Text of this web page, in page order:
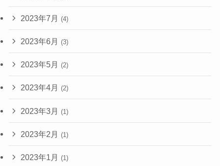
2023年7月 (4)
2023年6月 (3)
2023年5月 (2)
2023年4月 (2)
2023年3月 (1)
2023年2月 (1)
2023年1月 (1)